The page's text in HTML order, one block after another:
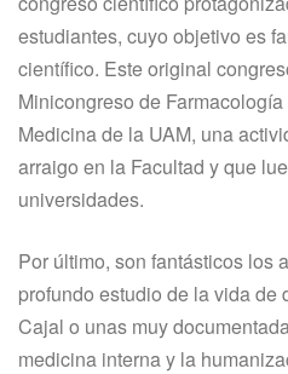
estudiantes, cuyo objetivo es
científico. Este original
Minicongreso de
Medicina de la UAM, una
arraigo en la Facultad y que
universidades.
Por último, son fantásticos los
profundo estudio de la vida de
Cajal o unas muy
medicina interna y la